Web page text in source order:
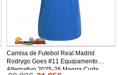
Camisa de Futebol Real Madrid
Rodrygo Goes #11 Equipamento
Alternativo 2025-26 Manga Curta